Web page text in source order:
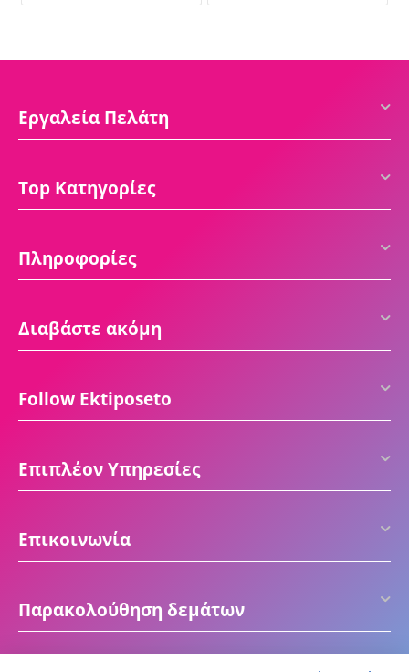
Εργαλεία Πελάτη
Top Κατηγορίες
Πληροφορίες
Διαβάστε ακόμη
Follow Ektiposeto
Επιπλέον Υπηρεσίες
Επικοινωνία
Παρακολούθηση δεμάτων